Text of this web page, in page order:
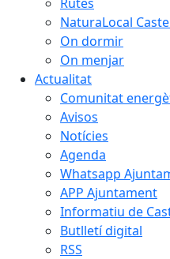
NaturaLocal
On dormir
On menjar
Actualitat
Comunitat
Avisos
Notícies
Agenda
Whatsapp
APP Ajuntament
Informatiu de
Butlletí digital
RSS